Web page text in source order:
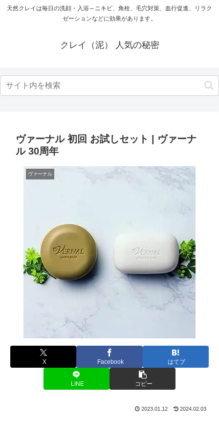
天然クレイは毎日の洗顔・入浴～ニキビ、角栓、毛穴対策、血行促進、リラク
ゼーションなどに効果があります。
クレイ（泥） 人気の秘密
ヴァーナル 初回 お試しセット | ヴァーナ
ル 30周年
ヴァーナル
X Facebook はてブ
LINE コピー
2023.01.12 2024.02.03